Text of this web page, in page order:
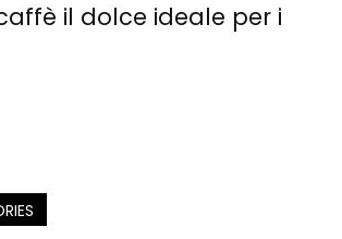
il dolce ideale per i